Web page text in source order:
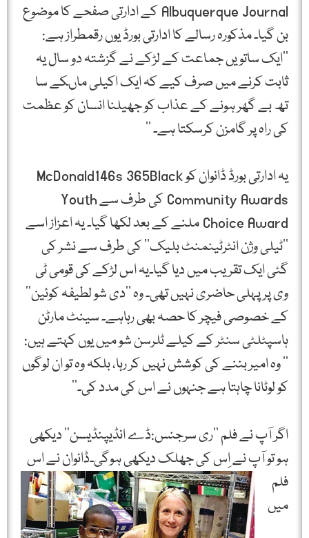
Albuquerque Journal کے ادارتی صفحے کا موضوع
بن گیا۔ مذکورہ رسالے کا ادارتی بورڈ یوں رقمطراز ہے:
’’ایک ساتویں جماعت کے لڑکے نے گزشتہ دو سال یہ
ثابت کرنے میں صرف کیے کہ ایک اکیلی ماںکے سا
تھ بے گھر ہونے کے عذاب کو جھیلنا انسان کو عظمت
کی راہ پر گامزن کرسکتا ہے۔ ‘‘
یہ ادارتی بورڈ ڈانوان کو McDonald146s 365Black
Community Awards کی طرف سے Youth
Choice Award ملنے کے بعد لکھا گیا۔ یہ اعزاز اسے
’’ٹیلی وژن انٹرٹینمنٹ بلیک‘‘ کی طرف سے نشر کی
گئی ایک تقریب میں دیا گیا۔یہ اس لڑکے کی قومی ٹی
وی پر پہلی حاضری نہیں تھی۔ وہ ’’دی شو لطیفہ کوئین‘‘
کے خصوصی فیچر کا حصہ بھی رہاہے۔ سینٹ مارٹن
ہاسپٹلٹی سنٹر کے کیلے ٹلرسن شو میں یوں کہتے ہیں:
’’ وہ امیر بننے کی کوشش نہیں کر رہا، بلکہ وہ تو ان لوگوں
کو لوٹانا چاہتا ہے جنہوں نے اس کی مدد کی۔‘‘
اگر آپ نے فلم ’’ری سرجنس:ڈے انڈیپنڈیسن‘‘ دیکھی
ہو تو آپ نے اِس کی جھلک دیکھی ہوگی۔ڈانواننے اس
فلم
میں